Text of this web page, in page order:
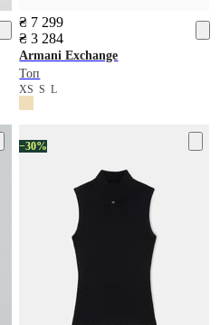
₴ 7 299
₴ 3 284
Armani Exchange
Топ
XSSL
−30%